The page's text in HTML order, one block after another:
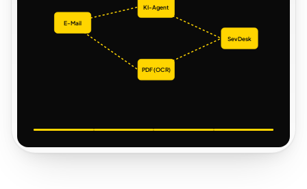
E-Mail
KI-Agent
PDF (OCR)
SevDesk